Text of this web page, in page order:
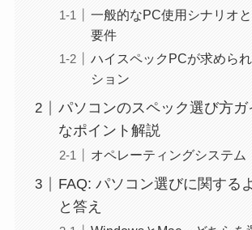
一般的なPC使用シナリオ
要件
ハイスペックPCが求めら
ション
パソコンのスペック選び方ガ
なポイント解説
オペレーティングシステム
FAQ: パソコン選びに関する
と答え